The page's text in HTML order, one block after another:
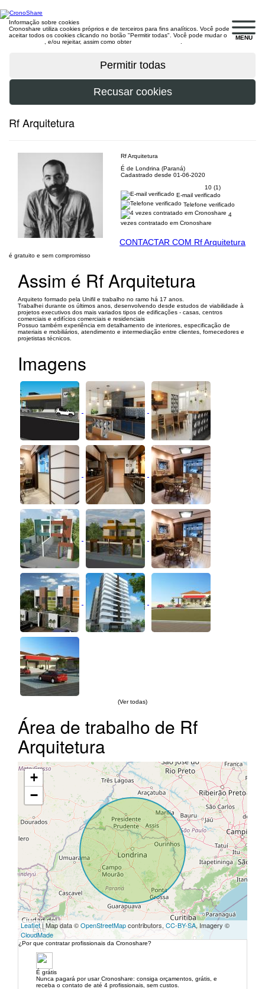
MENU
Informação sobre cookies
Cronoshare utiliza cookies próprios e de terceiros para fins analíticos. Você pode
aceitar todos os cookies clicando no botão "Permitir todas". Você pode mudar o
, e/ou rejeitar, assim como obter
Rf Arquitetura
Rf Arquitetura
É de Londrina (Paraná)
Cadastrado desde 01-06-2020
10 (1)
E-mail verificado
Telefone verificado
4
vezes contratado em Cronoshare
CONTACTAR COM Rf Arquitetura
é gratuito e sem compromisso
Assim é Rf Arquitetura
Arquiteto formado pela Unifil e trabalho no ramo há 17 anos.
Trabalhei durante os últimos anos, desenvolvendo desde estudos de viabilidade à
projetos executivos dos mais variados tipos de edificações - casas, centros
comerciais e edifícios comerciais e residenciais
Possuo também experiência em detalhamento de interiores, especificação de
materiais e mobiliários, atendimento e intermediação entre clientes, fornecedores e
projetistas técnicos.
Imagens
(Ver todas)
Área de trabalho de Rf
Arquitetura
+
−
Leaflet| Map data ©OpenStreetMapcontributors, CC-BY-SA, Imagery ©
CloudMade
¿Por que contratar profissionais da Cronoshare?
É grátis
Nunca pagará por usar Cronoshare: consiga orçamentos, grátis, e
receba o contato de até 4 profissionais, sem custos.